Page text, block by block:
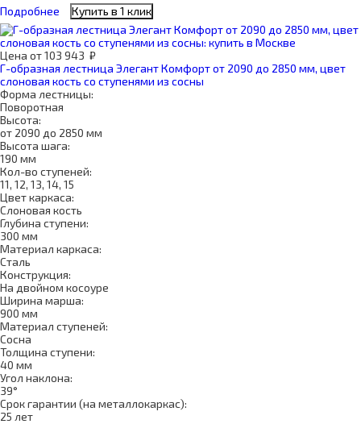
Подробнее
Купить в 1 клик
Цена от103 943 ₽
Г-образная лестница Элегант Комфорт от 2090 до 2850 мм, цвет
слоновая кость со ступенями из сосны
Форма лестницы:
Поворотная
Высота:
от 2090 до 2850 мм
Высота шага:
190 мм
Кол-во ступеней:
11, 12, 13, 14, 15
Цвет каркаса:
Слоновая кость
Глубина ступени:
300 мм
Материал каркаса:
Сталь
Конструкция:
На двойном косоуре
Ширина марша:
900 мм
Материал ступеней:
Сосна
Толщина ступени:
40 мм
Угол наклона:
39°
Срок гарантии (на металлокаркас):
25 лет